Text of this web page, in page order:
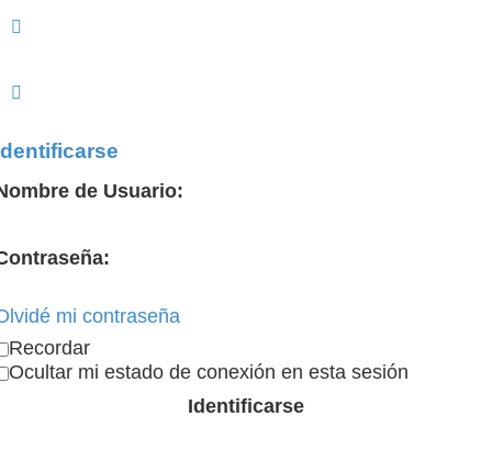
de Usuario:
mi contraseña
Recordar
Ocultar mi estado de conexión en esta sesión